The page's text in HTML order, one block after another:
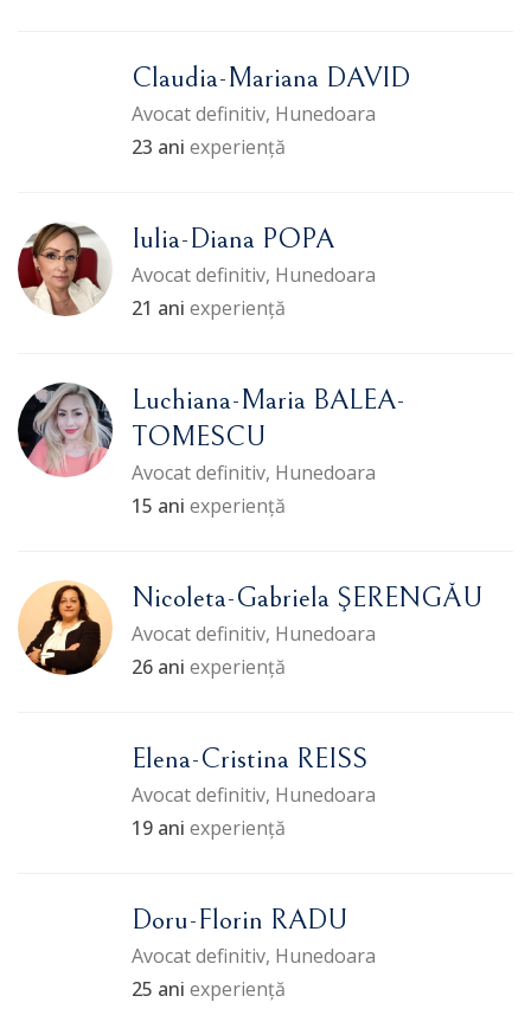
Claudia-Mariana DAVID
Avocat definitiv, Hunedoara
23 ani experiență
Iulia-Diana POPA
Avocat definitiv, Hunedoara
21 ani experiență
Luchiana-Maria BALEA-
TOMESCU
Avocat definitiv, Hunedoara
15 ani experiență
Nicoleta-Gabriela ŞERENGĂU
Avocat definitiv, Hunedoara
26 ani experiență
Elena-Cristina REISS
Avocat definitiv, Hunedoara
19 ani experiență
Doru-Florin RADU
Avocat definitiv, Hunedoara
25 ani experiență